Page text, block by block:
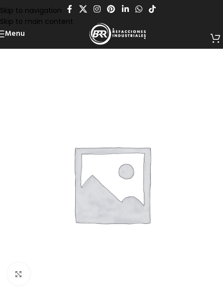
Skip to navigation
Skip to main content
Menu